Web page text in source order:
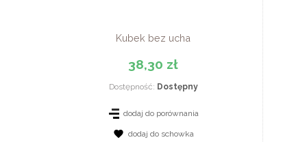
Kubek bez ucha
38,30 zł
Dostępność: Dostępny
dodaj do porównania
dodaj do schowka